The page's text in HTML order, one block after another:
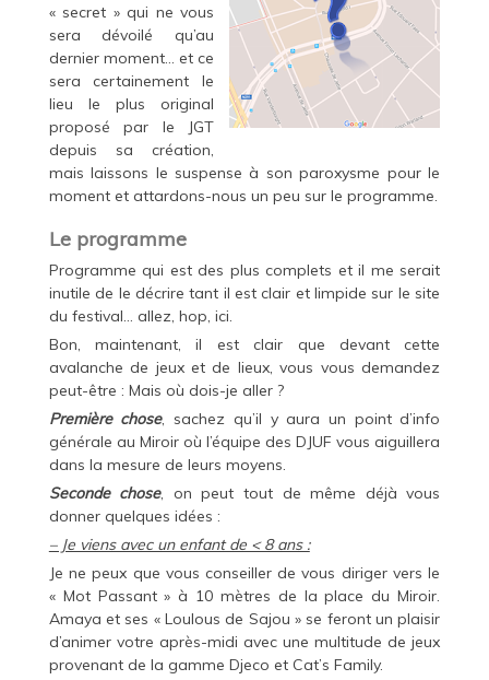
« secret » qui ne vous
sera dévoilé qu’au
dernier moment… et ce
sera certainement le
lieu le plus original
proposé par le JGT
depuis sa création,
mais laissons le suspense à son paroxysme pour le
moment et attardons-nous un peu sur le programme.
Le programme
Programme qui est des plus complets et il me serait
inutile de le décrire tant il est clair et limpide sur le site
du festival… allez, hop, ici
Bon, maintenant, il est clair que devant cette
avalanche de jeux et de lieux, vous vous demandez
peut-être : Mais où dois-je aller ?
Première chose, sachez qu’il y aura un point d’info
générale au Miroir où l’équipe des DJUF vous aiguillera
dans la mesure de leurs moyens.
Seconde chose, on peut tout de même déjà vous
donner quelques idées :
– Je viens avec un enfant de < 8 ans :
Je ne peux que vous conseiller de vous diriger vers le
« Mot Passant » à 10 mètres de la place du Miroir.
Amaya et ses « Loulous de Sajou » se feront un plaisir
d’animer votre après-midi avec une multitude de jeux
provenant de la gamme Djeco et Cat’s Family.